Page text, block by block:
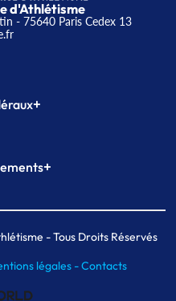
d'Athlétisme
- 75640 Paris Cedex 13
+
+
indoor
de Paris- Tous Droits Réservés
légales -Contacts